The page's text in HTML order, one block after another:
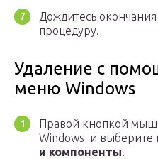
Дождитесь
процедуру.
Удаление с
меню Windows
Правой кнопкой
Windows и выберите
и компоненты.